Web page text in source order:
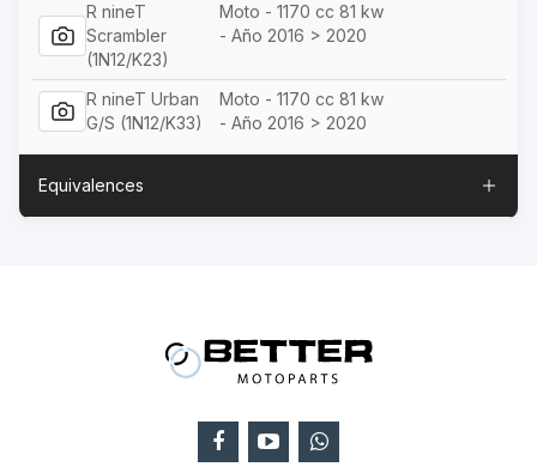
R nineT
Scrambler
(1N12/K23)
Moto - 1170 cc 81 kw
- Año 2016 > 2020
R nineT Urban
G/S (1N12/K33)
Moto - 1170 cc 81 kw
- Año 2016 > 2020
Equivalences